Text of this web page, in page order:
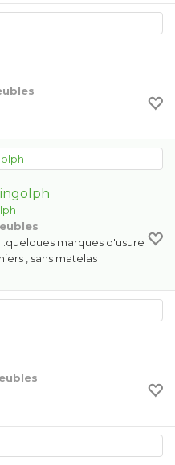
marques d'usure
, sans matelas